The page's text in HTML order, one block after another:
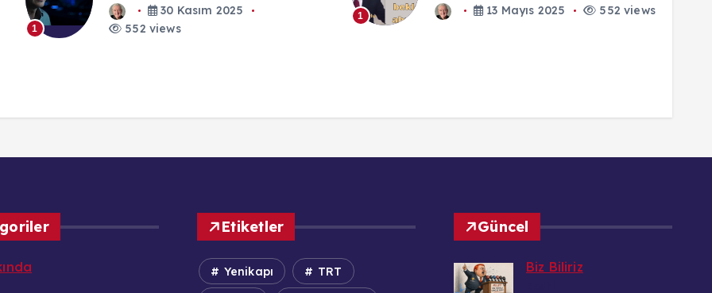
1
30 Kasım 2025
552 views
1 13 Mayıs 2025 552 views
Etiketler
Yenikapı TRT
Güncel
Biz Biliriz